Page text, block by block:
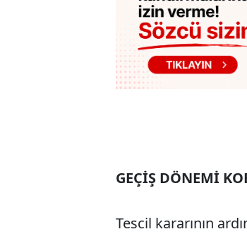
GEÇİŞ DÖNEMİ
Tescil kararının